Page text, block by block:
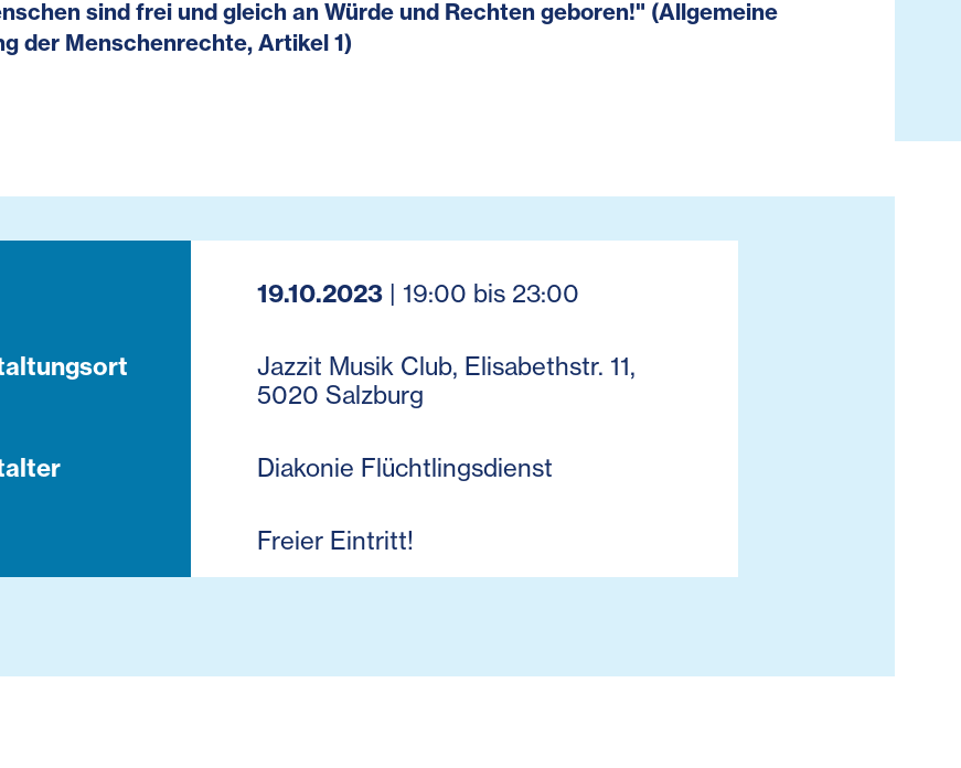
sind frei und gleich an Würde und Rechten geboren!" (Allgemeine
der Menschenrechte, Artikel 1)
19.10.2023 | 19:00 bis 23:00
Jazzit Musik Club, Elisabethstr. 11,
5020 Salzburg
Diakonie Flüchtlingsdienst
Freier Eintritt!